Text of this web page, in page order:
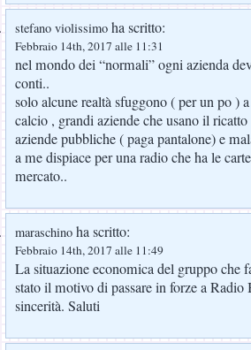
stefano violissimo ha scritto:
Febbraio 14th, 2017 alle 11:31
nel mondo dei “normali” ogni azienda
conti..
solo alcune realtà sfuggono ( per un po )
calcio , grandi aziende che usano il
aziende pubbliche ( paga pantalone) e
a me dispiace per una radio che ha le
mercato..
maraschino ha scritto:
Febbraio 14th, 2017 alle 11:49
La situazione economica del gruppo che
stato il motivo di passare in forze a
sincerità. Saluti